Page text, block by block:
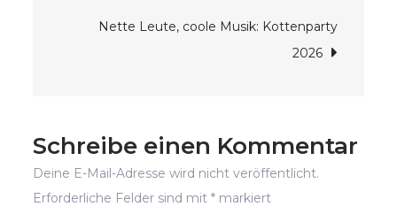
Nette Leute, coole Musik: Kottenparty
2026
Schreibe einen Kommentar
Deine E-Mail-Adresse wird nicht veröffentlicht.
Erforderliche Felder sind mit* markiert